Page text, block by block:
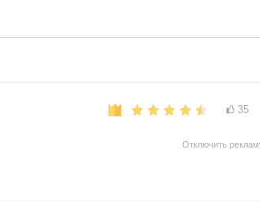
35
Отключить